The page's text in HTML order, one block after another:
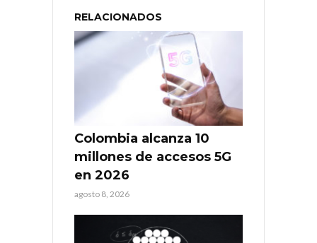
RELACIONADOS
Colombia alcanza 10
millones de accesos 5G
en 2026
agosto 8, 2026